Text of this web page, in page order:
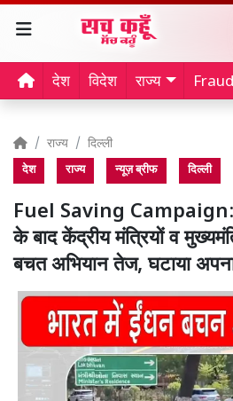
देश विदेश राज्य
राज्य दिल्ली
देश राज्य न्यूज़ ब्रीफ दिल्ली
Fuel Saving Campaign:
के बाद केंद्रीय मंत्रियों व
बचत अभियान तेज, घटाया